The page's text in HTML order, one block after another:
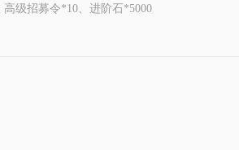
高级招募令*10、进阶石*5000